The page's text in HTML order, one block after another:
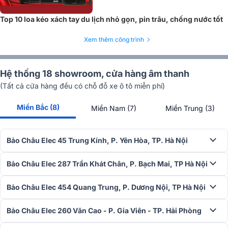
2. Hệ thống âm thanh 3 đường tiếng: Bass 25cm
cho trải nghiệm chuyên nghiệp
Khác biệt hoàn toàn với các dòng loa kéo giá rẻ trên thị trường vốn
thường chỉ có 2 đường tiếng,Paramax Advance được trang bị hệ
thống 3 đường tiếng tách bạch, mang lại dải âm chi tiết và đầy đủ
Top 10 loa kéo xách tay du lịch nhỏ gọn, pin trâu, chống nước tốt
Xem thêm công trình
Hệ thống 18 showroom, cửa hàng âm thanh
(Tất cả cửa hàng đều có chỗ đỗ xe ô tô miễn phí)
Miền Bắc (8) Miền Nam (7) Miền Trung (3)
Bảo Châu Elec 45 Trung Kính, P. Yên Hòa, TP. Hà Nội
Bảo Châu Elec 287 Trần Khát Chân, P. Bạch Mai, TP Hà Nội
Bảo Châu Elec 454 Quang Trung, P. Dương Nội, TP Hà Nội
Bảo Châu Elec 260 Văn Cao - P. Gia Viên - TP. Hải Phòng